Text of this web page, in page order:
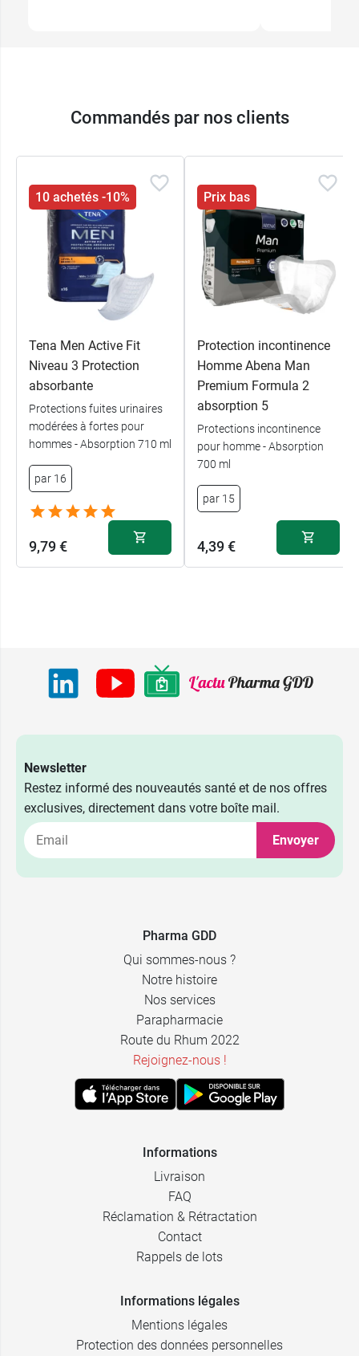
Commandés par nos clients
10 achetés -10%
Tena Men Active Fit
Niveau 3 Protection
absorbante
Protections fuites urinaires
modérées à fortes pour
hommes - Absorption 710 ml
par 16
9,79 €
Prix bas
Protection incontinence
Homme Abena Man
Premium Formula 2
absorption 5
Protections incontinence
pour homme - Absorption
700 ml
par 15
4,39 €
Newsletter
Restez informé des nouveautés santé et de nos offres
exclusives, directement dans votre boîte mail.
Envoyer
Pharma GDD
Qui sommes-nous ?
Notre histoire
Nos services
Parapharmacie
Route du Rhum 2022
Rejoignez-nous !
Informations
Livraison
FAQ
Réclamation & Rétractation
Contact
Rappels de lots
Informations légales
Mentions légales
Protection des données personnelles